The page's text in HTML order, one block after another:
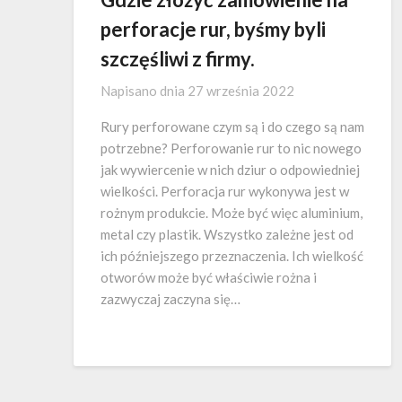
perforacje rur, byśmy byli
szczęśliwi z firmy.
Napisano dnia 27 września 2022
Rury perforowane czym są i do czego są nam
potrzebne? Perforowanie rur to nic nowego
jak wywiercenie w nich dziur o odpowiedniej
wielkości. Perforacja rur wykonywa jest w
rożnym produkcie. Może być więc aluminium,
metal czy plastik. Wszystko zależne jest od
ich późniejszego przeznaczenia. Ich wielkość
otworów może być właściwie rożna i
zazwyczaj zaczyna się…